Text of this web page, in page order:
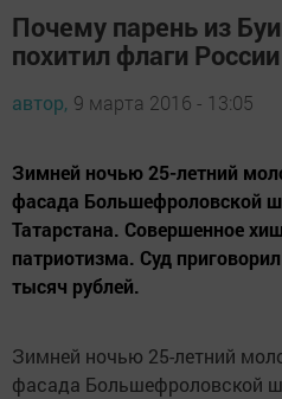
Почему парень из
похитил флаги
автор, 9 марта 2016 - 13:05
Зимней ночью 25-летний
фасада Большефроловской
Татарстана. Совершенное
патриотизма. Суд
тысяч рублей.
Зимней ночью 25-летний
фасада Большефроловской